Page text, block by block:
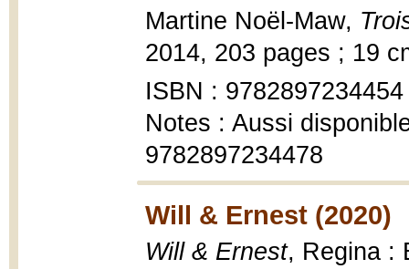
Martine Noël-Maw,
2014, 203 pages ; 19
ISBN : 9782897234454
Notes : Aussi
9782897234478
Will & Ernest (2020)
Will & Ernest, Regina :